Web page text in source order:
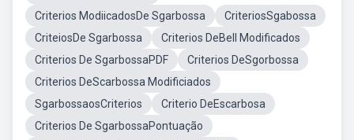
Criterios ModiicadosDe Sgarbossa
CriteriosSgabossa
CriteiosDe Sgarbossa
Criterios DeBell Modificados
Criterios De SgarbossaPDF
Criterios DeSgorbossa
Criterios DeScarbossa Modificiados
SgarbossaosCriterios
Criterio DeEscarbosa
Criterios De SgarbossaPontuação